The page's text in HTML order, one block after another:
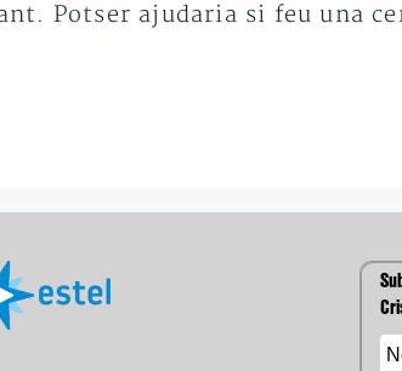
Potser ajudaria si feu una